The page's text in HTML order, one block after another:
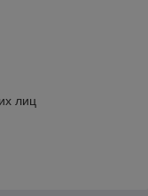
лиц